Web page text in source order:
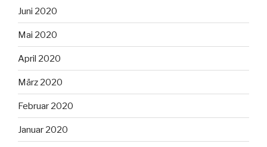
Juni 2020
Mai 2020
April 2020
März 2020
Februar 2020
Januar 2020